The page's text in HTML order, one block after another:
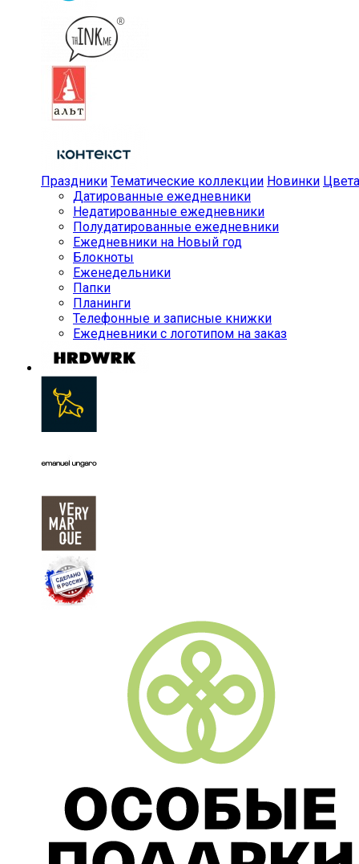
Праздники Тематические коллекции Новинки Цвета
Датированные ежедневники
Недатированные ежедневники
Полудатированные ежедневники
Ежедневники на Новый год
Блокноты
Еженедельники
Папки
Планинги
Телефонные и записные книжки
Ежедневники с логотипом на заказ